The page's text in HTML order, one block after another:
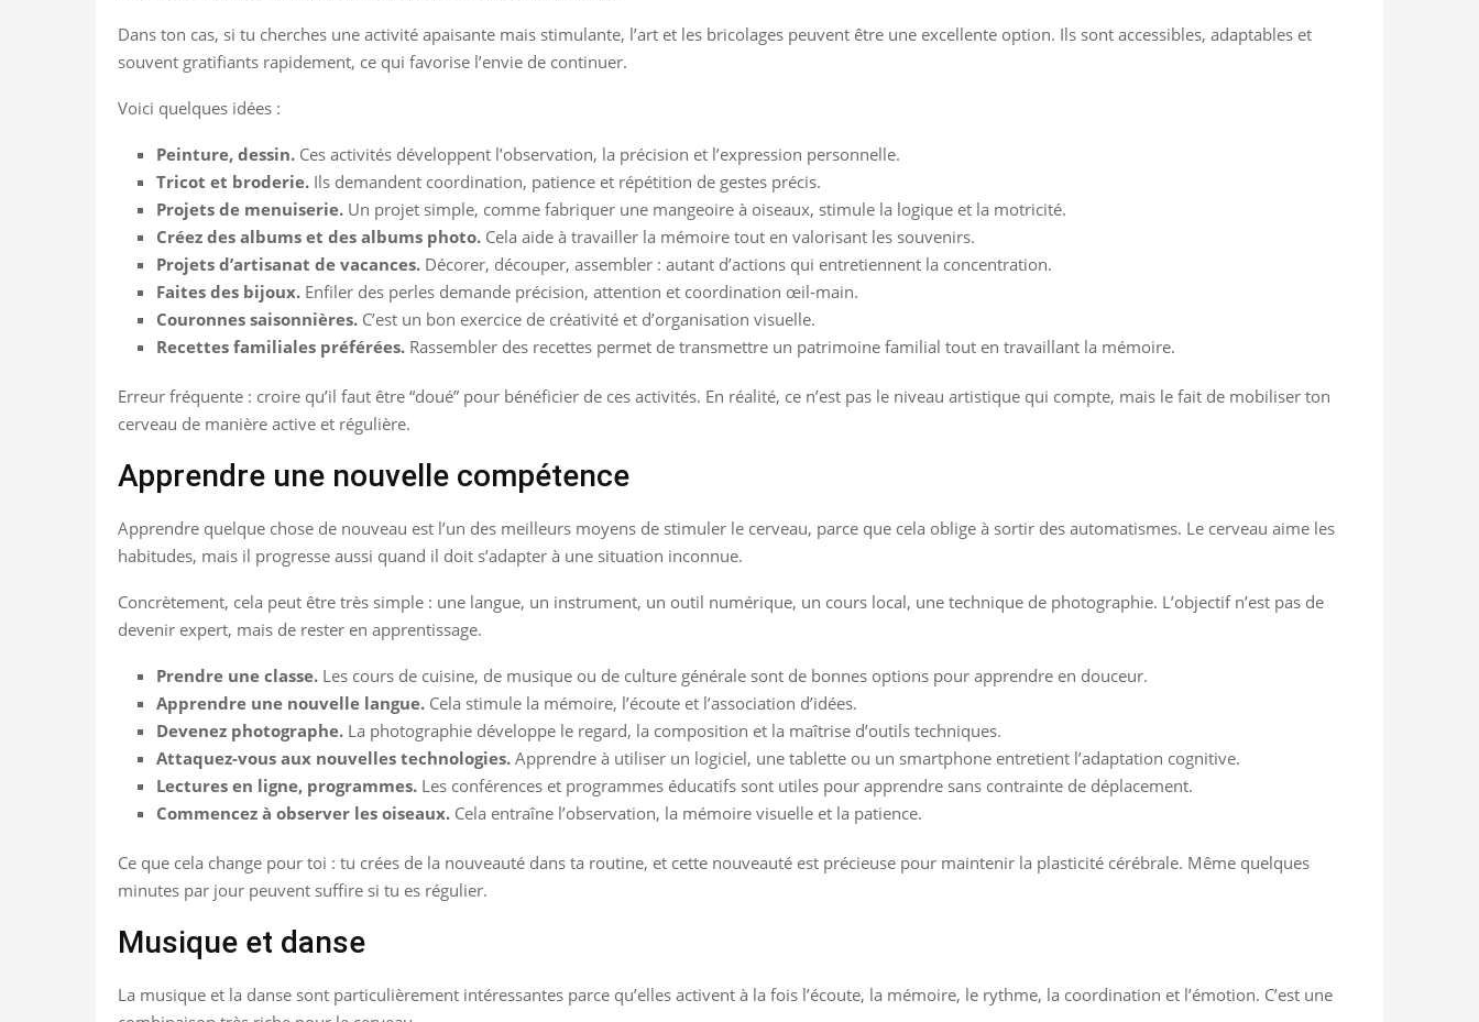
Dans ton cas, si tu cherches une activité apaisante mais stimulante, l’art et les bricolages peuvent être une excellente option. Ils sont accessibles, adaptables et
souvent gratifiants rapidement, ce qui favorise l’envie de continuer.
Voici quelques idées :
Peinture, dessin. Ces activités développent l’observation, la précision et l’expression personnelle.
Tricot et broderie. Ils demandent coordination, patience et répétition de gestes précis.
Projets de menuiserie. Un projet simple, comme fabriquer une mangeoire à oiseaux, stimule la logique et la motricité.
Créez des albums et des albums photo. Cela aide à travailler la mémoire tout en valorisant les souvenirs.
Projets d’artisanat de vacances. Décorer, découper, assembler : autant d’actions qui entretiennent la concentration.
Faites des bijoux. Enfiler des perles demande précision, attention et coordination œil-main.
Couronnes saisonnières. C’est un bon exercice de créativité et d’organisation visuelle.
Recettes familiales préférées. Rassembler des recettes permet de transmettre un patrimoine familial tout en travaillant la mémoire.
Erreur fréquente : croire qu’il faut être “doué” pour bénéficier de ces activités. En réalité, ce n’est pas le niveau artistique qui compte, mais le fait de mobiliser ton
cerveau de manière active et régulière.
Apprendre une nouvelle compétence
Apprendre quelque chose de nouveau est l’un des meilleurs moyens de stimuler le cerveau, parce que cela oblige à sortir des automatismes. Le cerveau aime les
habitudes, mais il progresse aussi quand il doit s’adapter à une situation inconnue.
Concrètement, cela peut être très simple : une langue, un instrument, un outil numérique, un cours local, une technique de photographie. L’objectif n’est pas de
devenir expert, mais de rester en apprentissage.
Prendre une classe. Les cours de cuisine, de musique ou de culture générale sont de bonnes options pour apprendre en douceur.
Apprendre une nouvelle langue. Cela stimule la mémoire, l’écoute et l’association d’idées.
Devenez photographe. La photographie développe le regard, la composition et la maîtrise d’outils techniques.
Attaquez-vous aux nouvelles technologies. Apprendre à utiliser un logiciel, une tablette ou un smartphone entretient l’adaptation cognitive.
Lectures en ligne, programmes. Les conférences et programmes éducatifs sont utiles pour apprendre sans contrainte de déplacement.
Commencez à observer les oiseaux. Cela entraîne l’observation, la mémoire visuelle et la patience.
Ce que cela change pour toi : tu crées de la nouveauté dans ta routine, et cette nouveauté est précieuse pour maintenir la plasticité cérébrale. Même quelques
minutes par jour peuvent suffire si tu es régulier.
Musique et danse
La musique et la danse sont particulièrement intéressantes parce qu’elles activent à la fois l’écoute, la mémoire, le rythme, la coordination et l’émotion. C’est une